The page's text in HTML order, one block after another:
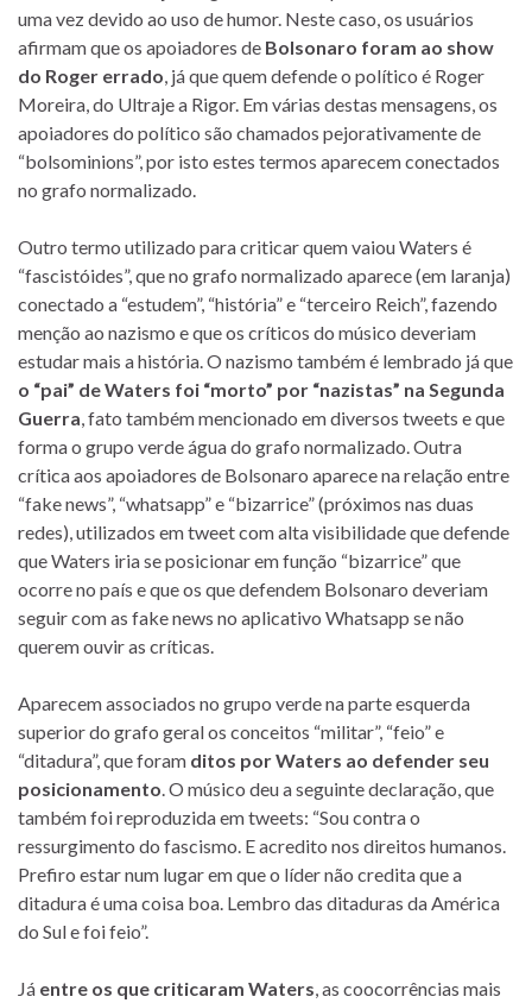
uma vez devido ao uso de humor. Neste caso, os usuários
afirmam que os apoiadores de Bolsonaro foram ao show
do Roger errado , já que quem defende o político é Roger
Moreira, do Ultraje a Rigor. Em várias destas mensagens, os
apoiadores do político são chamados pejorativamente de
“bolsominions”, por isto estes termos aparecem conectados
no grafo normalizado.
Outro termo utilizado para criticar quem vaiou Waters é
“fascistóides”, que no grafo normalizado aparece (em laranja)
conectado a “estudem”, “história” e “terceiro Reich”, fazendo
menção ao nazismo e que os críticos do músico deveriam
estudar mais a história. O nazismo também é lembrado já que
o “pai” de Waters foi “morto” por “nazistas” na Segunda
Guerra , fato também mencionado em diversos tweets e que
forma o grupo verde água do grafo normalizado. Outra
crítica aos apoiadores de Bolsonaro aparece na relação entre
“fake news”, “whatsapp” e “bizarrice” (próximos nas duas
redes), utilizados em tweet com alta visibilidade que defende
que Waters iria se posicionar em função “bizarrice” que
ocorre no país e que os que defendem Bolsonaro deveriam
seguir com as fake news no aplicativo Whatsapp se não
querem ouvir as críticas.
Aparecem associados no grupo verde na parte esquerda
superior do grafo geral os conceitos “militar”, “feio” e
“ditadura”, que foram ditos por Waters ao defender seu
posicionamento . O músico deu a seguinte declaração, que
também foi reproduzida em tweets: “Sou contra o
ressurgimento do fascismo. E acredito nos direitos humanos.
Prefiro estar num lugar em que o líder não credita que a
ditadura é uma coisa boa. Lembro das ditaduras da América
do Sul e foi feio”.
Já entre os que criticaram Waters , as coocorrências mais